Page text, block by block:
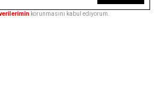
korunmasını kabul ediyorum.